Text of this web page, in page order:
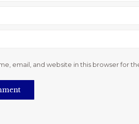
email, and website in this browser for